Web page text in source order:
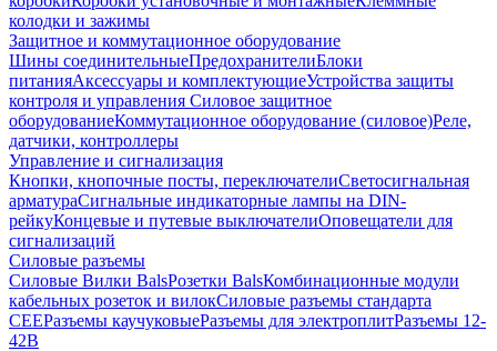
колодки и зажимы
Защитное и коммутационное оборудование
Шины соединительныеПредохранителиБлоки
питанияАксессуары и комплектующиеУстройства защиты
контроля и управления Силовое защитное
оборудованиеКоммутационное оборудование (силовое)Реле,
датчики, контроллеры
Управление и сигнализация
Кнопки, кнопочные посты, переключателиСветосигнальная
арматураСигнальные индикаторные лампы на DIN-
рейкуКонцевые и путевые выключателиОповещатели для
сигнализаций
Силовые разъемы
Силовые Вилки BalsРозетки BalsКомбинационные модули
кабельных розеток и вилокСиловые разъемы стандарта
CEEРазъемы каучуковыеРазъемы для электроплитРазъемы 12-
42В